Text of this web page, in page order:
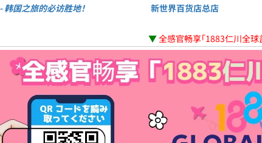
韩国之旅的必访胜地！
新世界百货店总店
▼全感官畅享「1883仁川全球